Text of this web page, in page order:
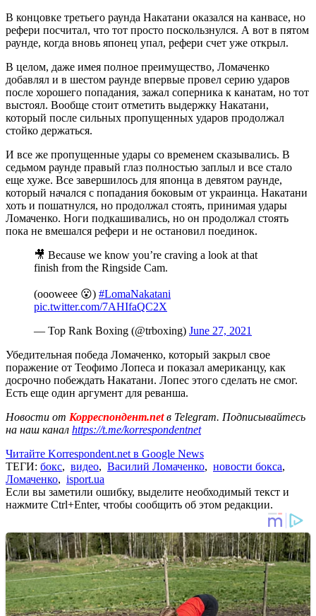
В концовке третьего раунда Накатани оказался на канвасе, но
рефери посчитал, что тот просто поскользнулся. А вот в пятом
раунде, когда вновь японец упал, рефери счет уже открыл.
В целом, даже имея полное преимущество, Ломаченко
добавлял и в шестом раунде впервые провел серию ударов
после хорошего попадания, зажал соперника к канатам, но тот
выстоял. Вообще стоит отметить выдержку Накатани,
который после сильных пропущенных ударов продолжал
стойко держаться.
И все же пропущенные удары со временем сказывались. В
седьмом раунде правый глаз полностью заплыл и все стало
еще хуже. Все завершилось для японца в девятом раунде,
который начался с попадания боковым от украинца. Накатани
хоть и пошатнулся, но продолжал стоять, принимая удары
Ломаченко. Ноги подкашивались, но он продолжал стоять
пока не вмешался рефери и не остановил поединок.
🎥 Because we know you’re craving a look at that
finish from the Ringside Cam.
(oooweee 😮) #LomaNakatani
pic.twitter.com/7AHIfaQC2X
— Top Rank Boxing (@trboxing) June 27, 2021
Убедительная победа Ломаченко, который закрыл свое
поражение от Теофимо Лопеса и показал американцу, как
досрочно побеждать Накатани. Лопес этого сделать не смог.
Есть еще один аргумент для реванша.
Новости от Корреспондент.netв Telegram. Подписывайтесь
на наш канал https://t.me/korrespondentnet
Читайте Korrespondent.net в Google News
ТЕГИ: бокс, видео, Василий Ломаченко, новости бокса,
Ломаченко, isport.ua
Если вы заметили ошибку, выделите необходимый текст и
нажмите Ctrl+Enter, чтобы сообщить об этом редакции.